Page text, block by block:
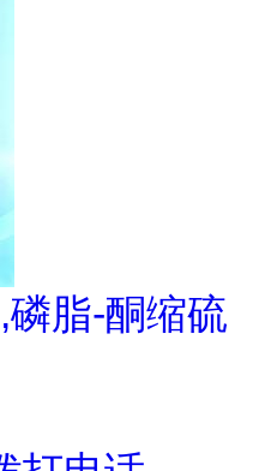
脂-酮缩硫